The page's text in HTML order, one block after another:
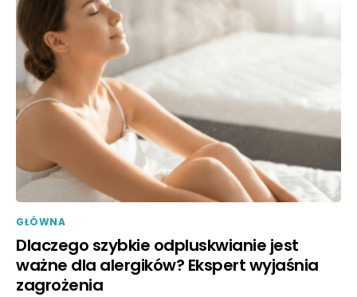
GŁÓWNA
Dlaczego szybkie odpluskwianie jest
ważne dla alergików? Ekspert wyjaśnia
zagrożenia